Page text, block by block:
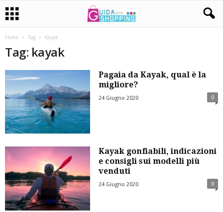
Home Tag Kayak
Tag: kayak
Pagaia da Kayak, qual è la
migliore?
24 Giugno 2020 0
Kayak gonfiabili, indicazioni
e consigli sui modelli più
venduti
24 Giugno 2020 0